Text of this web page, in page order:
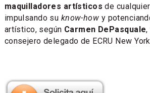
maquilladores artísticos de
impulsando su know-how y
artístico, según Carmen DePasquale,
consejero delegado de ECRU New